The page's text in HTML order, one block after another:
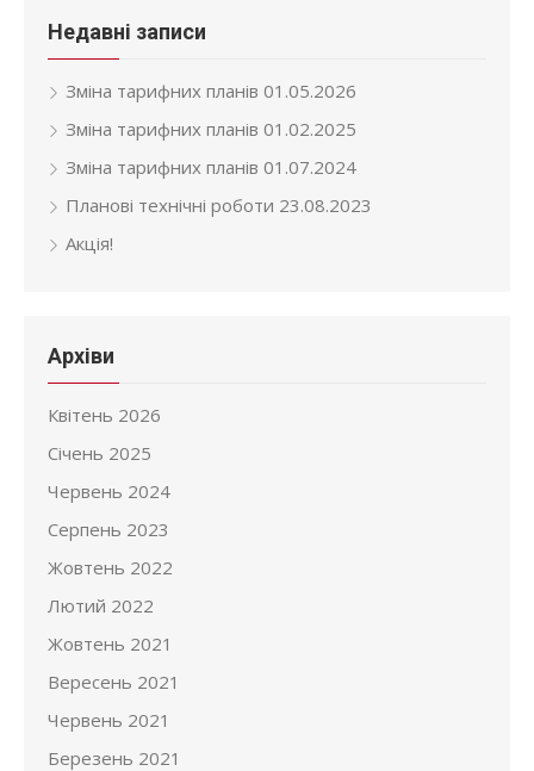
Недавні записи
Зміна тарифних планів 01.05.2026
Зміна тарифних планів 01.02.2025
Зміна тарифних планів 01.07.2024
Планові технічні роботи 23.08.2023
Акція!
Архіви
Квітень 2026
Січень 2025
Червень 2024
Серпень 2023
Жовтень 2022
Лютий 2022
Жовтень 2021
Вересень 2021
Червень 2021
Березень 2021